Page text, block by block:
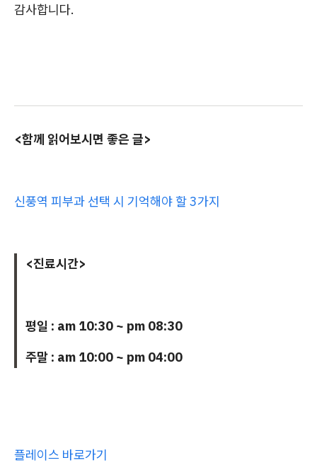
감사합니다.
<함께 읽어보시면 좋은 글>
신풍역 피부과 선택 시 기억해야 할 3가지
<진료시간>
평일 : am 10:30 ~ pm 08:30
주말 : am 10:00 ~ pm 04:00
플레이스 바로가기